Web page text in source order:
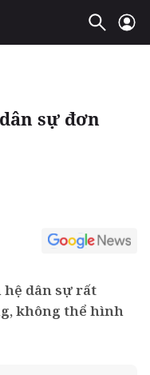
sự đơn
hệ dân sự rất
không thể hình